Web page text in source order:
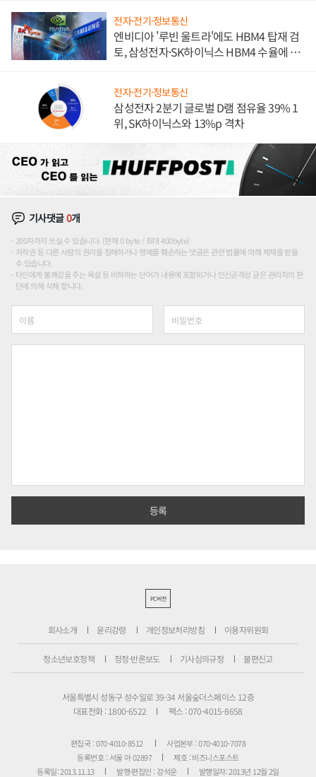
전자·전기·정보통신
엔비디아 '루빈 울트라'에도 HBM4 탑재 검
토, 삼성전자·SK하이닉스 HBM4 수율에 주
전자·전기·정보통신
삼성전자 2분기 글로벌 D램 점유율 39% 1
위, SK하이닉스와 13%p 격차
기사댓글0개
200자까지 쓰실 수 있습니다. (현재 0 byte / 최대 400byte)
저작권 등 다른 사람의 권리를 침해하거나 명예를 훼손하는 댓글은 관련 법률에 의해 제재를 받을
수 있습니다.
타인에게 불쾌감을 주는 욕설 등 비하하는 단어가 내용에 포함되거나 인신공격성 글은 관리자의 판
단에 의해 삭제 합니다.
PC버전
회사소개 윤리강령 개인정보처리방침 이용자위원회
청소년보호정책 정정·반론보도 기사심의규정 불편신고
서울특별시 성동구 성수일로 39-34 서울숲더스페이스 12층
대표전화 : 1800-6522
팩스 : 070-4015-8658
편집국 : 070-4010-8512
사업본부 : 070-4010-7078
등록번호 : 서울 아 02897
제호 : 비즈니스포스트
등록일: 2013.11.13
발행·편집인 : 강석운 발행일자: 2013년 12월 2일